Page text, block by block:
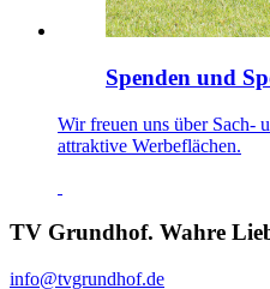
Spenden und
Wir freuen uns über Sach-
attraktive Werbeflächen.
TV Grundhof. Wahre
info@tvgrundhof.de